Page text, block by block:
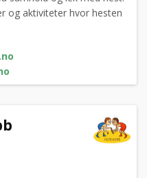
og aktiviteter hvor hesten
stevner, treninger,
med de som har egen